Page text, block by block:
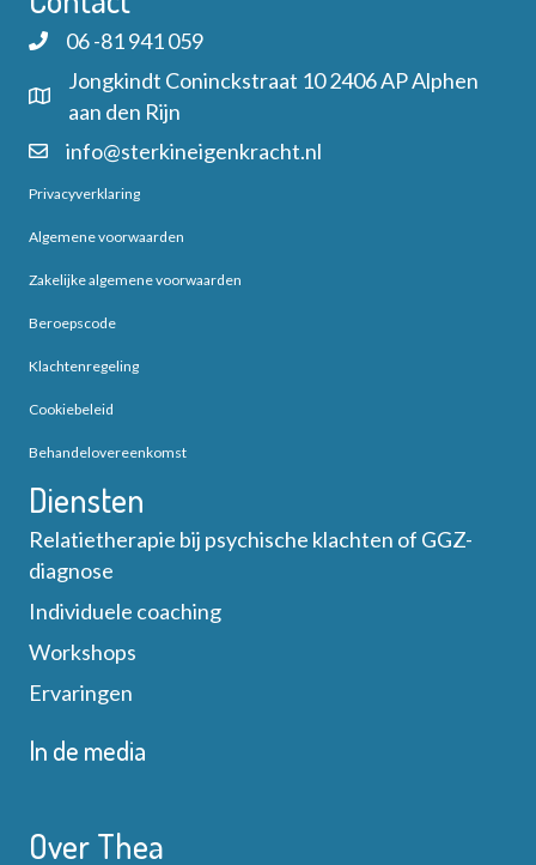
06 -81 941 059
Jongkindt Coninckstraat 10 2406 AP Alphen
aan den Rijn
info@sterkineigenkracht.nl
Privacyverklaring
Algemene voorwaarden
Zakelijke algemene voorwaarden
Beroepscode
Klachtenregeling
Cookiebeleid
Behandelovereenkomst
Diensten
Relatietherapie bij psychische klachten of GGZ-
diagnose
Individuele coaching
Workshops
Ervaringen
In de media
Over Thea